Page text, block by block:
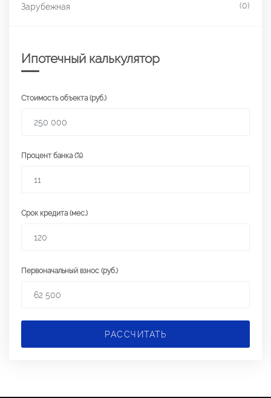
Зарубежная (0)
Ипотечный калькулятор
Стоимость объекта (руб.)
Процент банка (%)
Срок кредита (мес.)
Первоначальный взнос (руб.)
РАССЧИТАТЬ